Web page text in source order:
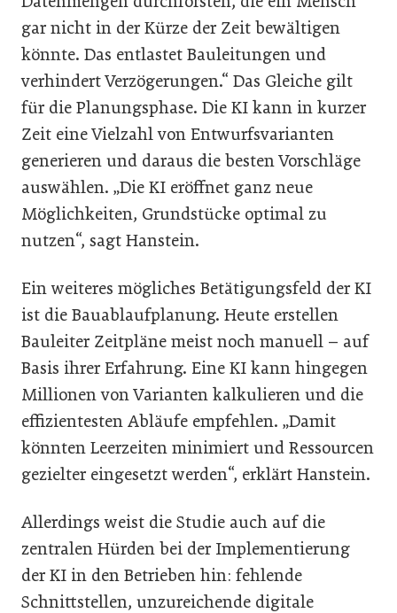
gar nicht in der Kürze der Zeit bewältigen
könnte. Das entlastet Bauleitungen und
verhindert Verzögerungen.“ Das Gleiche gilt
für die Planungsphase. Die KI kann in kurzer
Zeit eine Vielzahl von Entwurfsvarianten
generieren und daraus die besten Vorschläge
auswählen. „Die KI eröffnet ganz neue
Möglichkeiten, Grundstücke optimal zu
nutzen“, sagt Hanstein.
Ein weiteres mögliches Betätigungsfeld der KI
ist die Bauablaufplanung. Heute erstellen
Bauleiter Zeitpläne meist noch manuell – auf
Basis ihrer Erfahrung. Eine KI kann hingegen
Millionen von Varianten kalkulieren und die
effizientesten Abläufe empfehlen. „Damit
könnten Leerzeiten minimiert und Ressourcen
gezielter eingesetzt werden“, erklärt Hanstein.
Allerdings weist die Studie auch auf die
zentralen Hürden bei der Implementierung
der KI in den Betrieben hin: fehlende
Schnittstellen, unzureichende digitale